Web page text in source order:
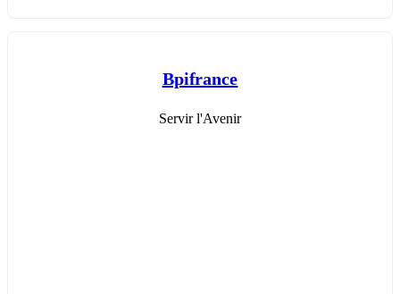
Bpifrance
Servir l'Avenir